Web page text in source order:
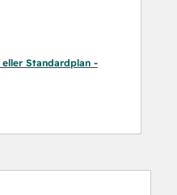
eller Standardplan -